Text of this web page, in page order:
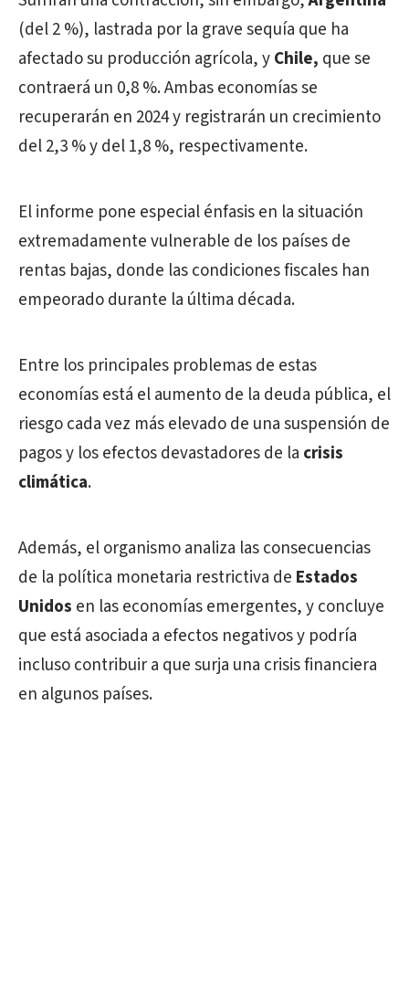
(del 2 %), lastrada por la grave sequía que ha
afectado su producción agrícola, yChile, que se
contraerá un 0,8 %. Ambas economías se
recuperarán en 2024 y registrarán un crecimiento
del 2,3 % y del 1,8 %, respectivamente.
El informe pone especial énfasis en la situación
extremadamente vulnerable de los países de
rentas bajas, donde las condiciones fiscales han
empeorado durante la última década.
Entre los principales problemas de estas
economías está el aumento de la deuda pública, el
riesgo cada vez más elevado de una suspensión de
pagos y los efectos devastadores de la crisis
climática.
Además, el organismo analiza las consecuencias
de la política monetaria restrictiva de Estados
Unidos en las economías emergentes, y concluye
que está asociada a efectos negativos y podría
incluso contribuir a que surja una crisis financiera
en algunos países.